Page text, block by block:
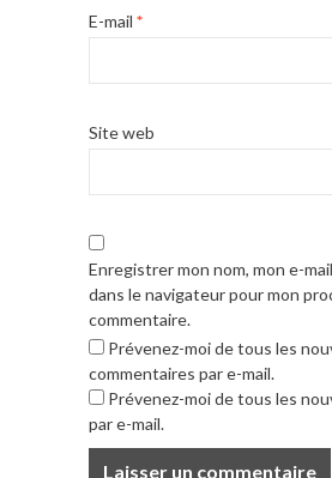
E-mail *
Site web
Enregistrer mon nom, mon e-
dans le navigateur pour mon
commentaire.
Prévenez-moi de tous les
commentaires par e-mail.
Prévenez-moi de tous les
par e-mail.